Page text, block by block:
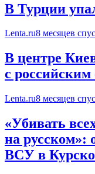
В Турции
Lenta.ru8 месяцев
В центре
с
Lenta.ru8 месяцев
«Убивать
на русском»:
ВСУ в